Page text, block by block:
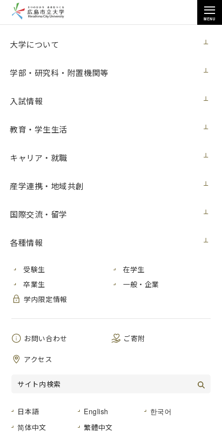
大学について
学部・研究科・附置機関等
入試情報
教育・学生生活
キャリア・就職
産学連携・地域共創
国際交流・留学
各種情報
受験生
在学生
卒業生
一般・企業
学内限定情報
アクセス
お問い合わせ ご寄附
日本語
English
简体中文
繁體中文
한국어
MENU
トップページ>お知らせ
お知らせ
大学オリジナル腕時計を作成しました
ニュース 2018年10月2日（火）
このたび、本学オリジナルのグッズとして、「広島市立大学
針の動きと色が可変するコミニュケーションマークの色と形
刻の分数のみが太くなっています。
ください。
（販売は終了しました。）